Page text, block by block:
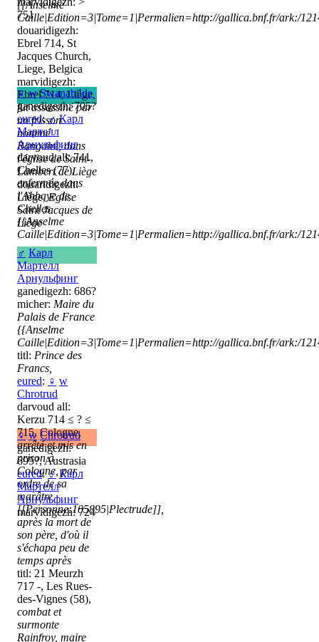
{{Anselme
Caille|Edition=3|Tome=1|Permalien=http://gallica.bnf.fr/ark:/
douaridigezh:
Ebrel 714, St
Jacques Church,
Liege, Belgica
marvidigezh:
Ebrel 714, Liège,
fut assassiné par
un frisson
nommé
Rangaire, dans
l'église de Saint-
Lambert de Liège
douaridigezh:
Liège,Eglise
Saint Jacques de
Liège
751
♀ w Swanahilde
ganedigezh: 705?
eured:♂ Карл
Мартелл
Арнульфинг
darvoud all: 741,
Chelles (77),
enfermée dans
l'Abbaye de
Chelles
{{Anselme
Caille|Edition=3|Tome=1|Permalien=http://gallica.bnf.fr/ark:/
♂ Карл
Мартелл
Арнульфинг
ganedigezh: 686?
micher: Maire du
Palais de France
{{Anselme
Caille|Edition=3|Tome=1|Permalien=http://gallica.bnf.fr/ark:/
titl: Prince des
Francs,
eured: ♀ w
Chrotrud
darvoud all:
Kerzu 714 ≤ ? ≤
715, Cologne,
arrêté et mis en
prison à
Cologne, par
ordre de sa
marâtre
[[Personne:105895|Plectrude]],
après la mort de
son père, d'où il
s'échapa peu de
temps après
titl: 21 Meurzh
717 -, Les Rues-
des-Vignes (58),
combat et
surmonte
Rainfroy, maire
♀ w Chrotrud
ganedigezh:
695?, Austrasia
eured:♂ Карл
Мартелл
Арнульфинг
marvidigezh: 724